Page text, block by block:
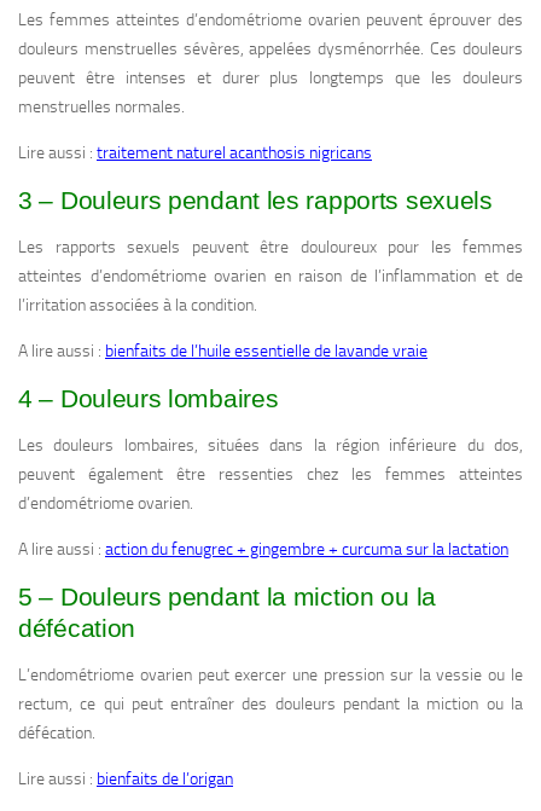
Les femmes atteintes d’endométriome ovarien peuvent éprouver des
douleurs menstruelles sévères, appelées dysménorrhée. Ces douleurs
peuvent être intenses et durer plus longtemps que les douleurs
menstruelles normales.
Lire aussi : traitement naturel acanthosis nigricans
3 – Douleurs pendant les rapports sexuels
Les rapports sexuels peuvent être douloureux pour les femmes
atteintes d’endométriome ovarien en raison de l’inflammation et de
l’irritation associées à la condition.
A lire aussi : bienfaits de l’huile essentielle de lavande vraie
4 – Douleurs lombaires
Les douleurs lombaires, situées dans la région inférieure du dos,
peuvent également être ressenties chez les femmes atteintes
d’endométriome ovarien.
A lire aussi : action du fenugrec + gingembre + curcuma sur la lactation
5 – Douleurs pendant la miction ou la
défécation
L’endométriome ovarien peut exercer une pression sur la vessie ou le
rectum, ce qui peut entraîner des douleurs pendant la miction ou la
défécation.
Lire aussi : bienfaits de l’origan